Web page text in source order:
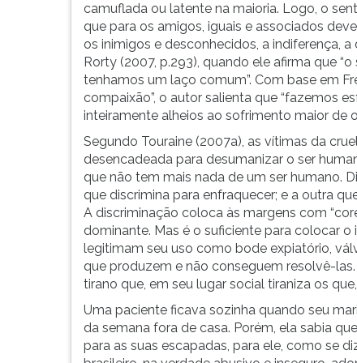
camuflada ou latente na maioria. Logo, o
que para os amigos, iguais e associados
os inimigos e desconhecidos, a indiferença,
Rorty (2007, p.293), quando ele afirma que
tenhamos um laço comum”. Com base em
compaixão”, o autor salienta que “fazemos
inteiramente alheios ao sofrimento maior de
Segundo Touraine (2007a), as vítimas da
desencadeada para desumanizar o ser
que não tem mais nada de um ser humano.
que discrimina para enfraquecer; e a outra
A discriminação coloca às margens com
dominante. Mas é o suficiente para colocar o
legitimam seu uso como bode expiatório,
que produzem e não conseguem resolvê-
tirano que, em seu lugar social tiraniza os
Uma paciente ficava sozinha quando seu
da semana fora de casa. Porém, ela sabia
para as suas escapadas, para ele, como se